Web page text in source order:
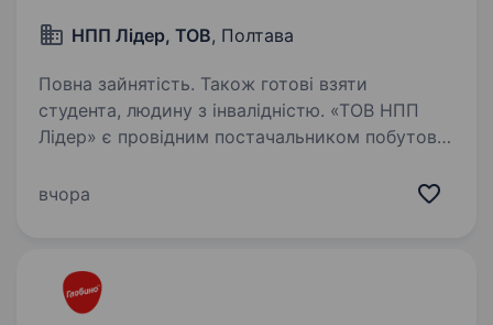
НПП Лідер, ТОВ, Полтава
Повна зайнятість. Також готові взяти
студента, людину з інвалідністю. «ТОВ НПП
Лідер» є провідним постачальником побутової
З метою розширення нашої діяльності
вчора